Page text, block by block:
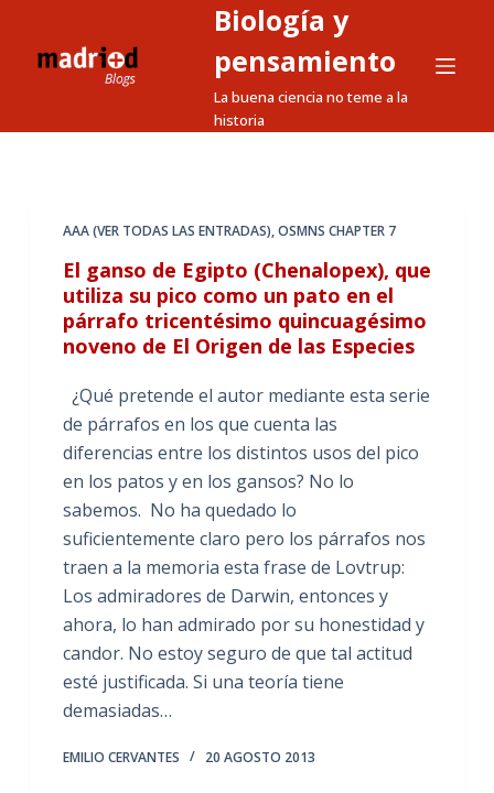
a
Biología y
pensamiento
La buena ciencia no teme a la
historia
AAA (VER TODAS LAS ENTRADAS),OSMNS CHAPTER 7
El ganso de Egipto (Chenalopex), que
utiliza su pico como un pato en el
párrafo tricentésimo quincuagésimo
noveno de El Origen de las Especies
¿Qué pretende el autor mediante esta serie
de párrafos en los que cuenta las
diferencias entre los distintos usos del pico
en los patos y en los gansos? No lo
sabemos. No ha quedado lo
suficientemente claro pero los párrafos nos
traen a la memoria esta frase de Lovtrup:
Los admiradores de Darwin, entonces y
ahora, lo han admirado por su honestidad y
candor. No estoy seguro de que tal actitud
esté justificada. Si una teoría tiene
demasiadas…
EMILIO CERVANTES 20 AGOSTO 2013